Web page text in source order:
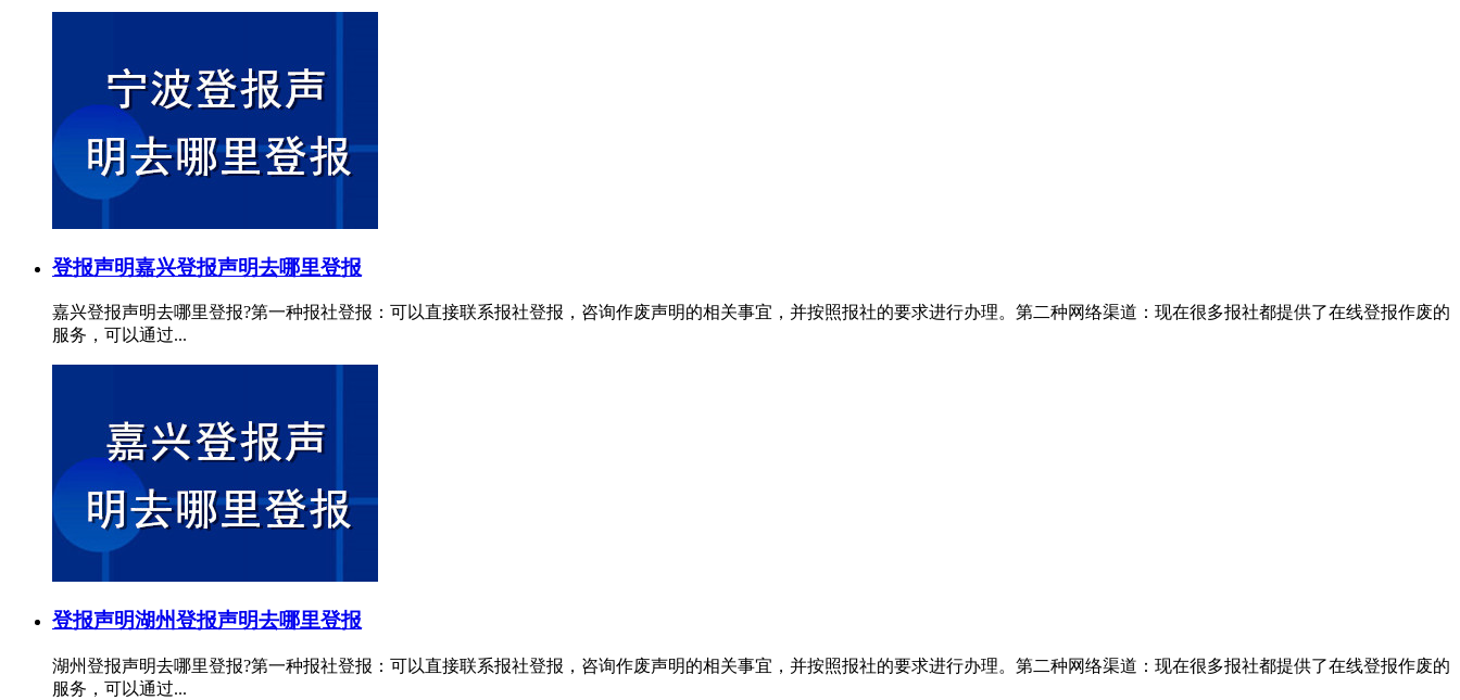
登报声明嘉兴登报声明去哪里登报
嘉兴登报声明去哪里登报?第一种报社登报：可以直接联系报社登报，咨询作废声明的相关事宜，并按照报社的要求进行办理。第二种网络渠道：现在很多报社都提供了在线登报作废的
服务，可以通过...
登报声明湖州登报声明去哪里登报
湖州登报声明去哪里登报?第一种报社登报：可以直接联系报社登报，咨询作废声明的相关事宜，并按照报社的要求进行办理。第二种网络渠道：现在很多报社都提供了在线登报作废的
服务，可以通过...